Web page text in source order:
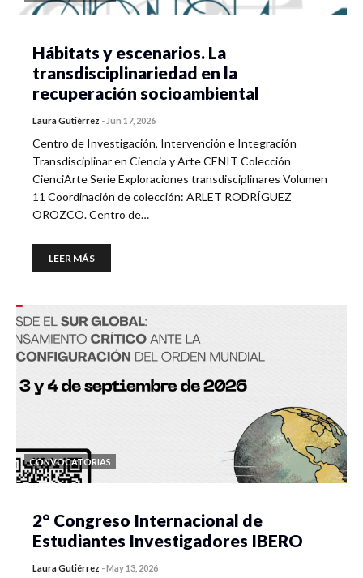
Hábitats y escenarios. La
transdisciplinariedad en la
recuperación socioambiental
Laura Gutiérrez - Jun 17, 2026
Centro de Investigación, Intervención e Integración
Transdisciplinar en Ciencia y Arte CENIT Colección
CienciArte Serie Exploraciones transdisciplinares Volumen
11 Coordinación de colección: ARLET RODRÍGUEZ
OROZCO. Centro de…
LEER MÁS
CONVOCATORIAS
2° Congreso Internacional de
Estudiantes Investigadores IBERO
Laura Gutiérrez -May 13, 2026